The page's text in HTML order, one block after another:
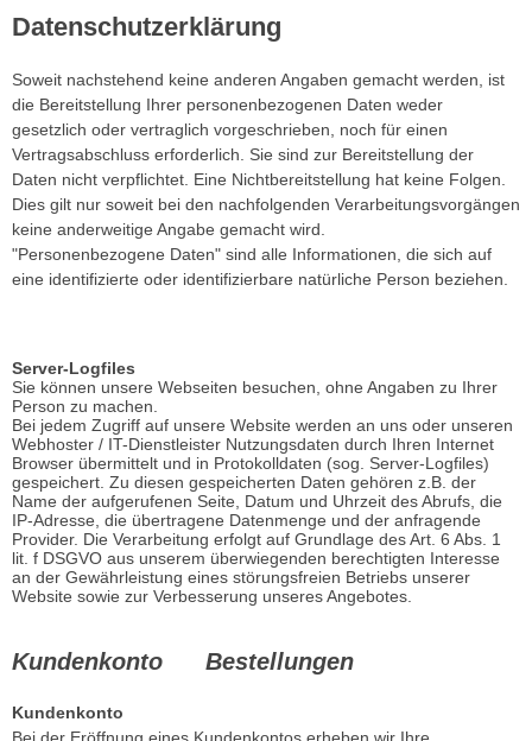
Datenschutzerklärung
Soweit nachstehend keine anderen Angaben gemacht werden, ist
die Bereitstellung Ihrer personenbezogenen Daten weder
gesetzlich oder vertraglich vorgeschrieben, noch für einen
Vertragsabschluss erforderlich. Sie sind zur Bereitstellung der
Daten nicht verpflichtet. Eine Nichtbereitstellung hat keine Folgen.
Dies gilt nur soweit bei den nachfolgenden Verarbeitungsvorgängen
keine anderweitige Angabe gemacht wird.
"Personenbezogene Daten" sind alle Informationen, die sich auf
eine identifizierte oder identifizierbare natürliche Person beziehen.
Server-Logfiles
Sie können unsere Webseiten besuchen, ohne Angaben zu Ihrer
Person zu machen.
Bei jedem Zugriff auf unsere Website werden an uns oder unseren
Webhoster / IT-Dienstleister Nutzungsdaten durch Ihren Internet
Browser übermittelt und in Protokolldaten (sog. Server-Logfiles)
gespeichert. Zu diesen gespeicherten Daten gehören z.B. der
Name der aufgerufenen Seite, Datum und Uhrzeit des Abrufs, die
IP-Adresse, die übertragene Datenmenge und der anfragende
Provider. Die Verarbeitung erfolgt auf Grundlage des Art. 6 Abs. 1
lit. f DSGVO aus unserem überwiegenden berechtigten Interesse
an der Gewährleistung eines störungsfreien Betriebs unserer
Website sowie zur Verbesserung unseres Angebotes.
Kundenkonto Bestellungen
Kundenkonto